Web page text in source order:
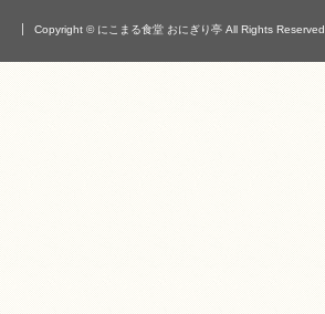
Copyright © にこまる食堂 おにぎり亭 All Rights Reserved.